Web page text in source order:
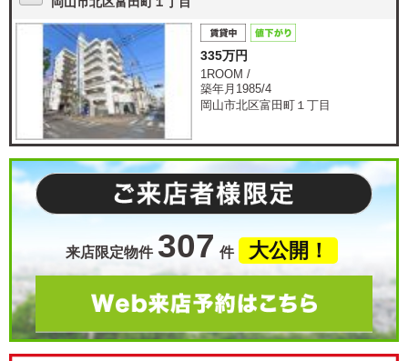
335万円
1ROOM /
築年月1985/4
岡山市北区富田町１丁目
来店限定物件 307 件 大公開！